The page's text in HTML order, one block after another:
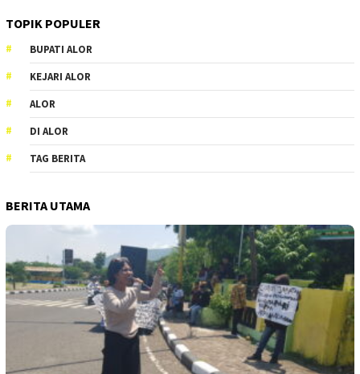
TOPIK POPULER
BUPATI ALOR
KEJARI ALOR
ALOR
DI ALOR
TAG BERITA
BERITA UTAMA